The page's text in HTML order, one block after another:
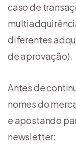
caso de
diferentes
de aprovação).
Antes de
nomes do
e apostando
newsletter: